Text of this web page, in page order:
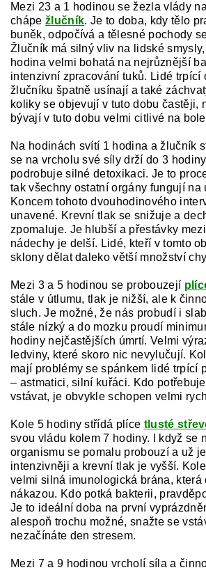
Mezi 23 a 1 hodinou se žezla vlády
chápe žlučník. Je to doba, kdy tělo
buněk, odpočívá a tělesné pochody
Žlučník má silný vliv na lidské
hodina velmi bohatá na nejrůznější
intenzivní zpracování tuků. Lidé trpící
žlučníku špatně usínají a také
koliky se objevují v tuto dobu častěji,
bývají v tuto dobu velmi citlivé na
Na hodinách svítí 1 hodina a žlučník
se na vrcholu své síly drží do 3
podrobuje silné detoxikaci. Je to
tak všechny ostatní orgány fungují na
Koncem tohoto dvouhodinového
unavené. Krevní tlak se snižuje a
zpomaluje. Je hlubší a přestávky
nádechy je delší. Lidé, kteří v tomto
sklony dělat daleko větší množství
Mezi 3 a 5 hodinou se probouzejí
stále v útlumu, tlak je nižší, ale k
sluch. Je možné, že nás probudí i
stále nízký a do mozku proudí
hodiny nejčastějších úmrtí. Velmi
ledviny, které skoro nic nevylučují.
mají problémy se spánkem lidé trpící
– astmatici, silní kuřáci. Kdo
vstávat, je obvykle schopen velmi
Kole 5 hodiny střídá plíce tlusté
svou vládu kolem 7 hodiny. I když se
organismu se pomalu probouzí a už
intenzivněji a krevní tlak je vyšší.
velmi silná imunologická brána, která
nákazou. Kdo potká bakterii,
Je to ideální doba na první
alespoň trochu možné, snažte se
nezačínáte den stresem.
Mezi 7 a 9 hodinou vrcholí síla a